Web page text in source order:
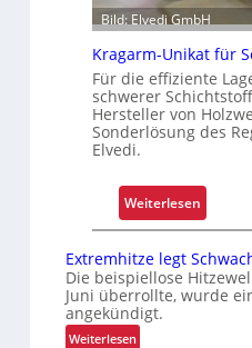
e
n
k
o
m
p
x
e
i
s
Bild: Elvedi GmbH
Kragarm-Unikat für
Für die effiziente
schwerer
Hersteller von
Sonderlösung des
Elvedi.
Weiterlesen:
K
a
g
Extremhitze legt
Die beispiellose
Juni überrollte, wurde
angekündigt.
Weiterlesen: